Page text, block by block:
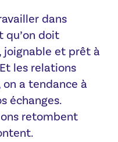
dans
qu’on doit
et prêt à
les relations
a tendance à
échanges.
retombent